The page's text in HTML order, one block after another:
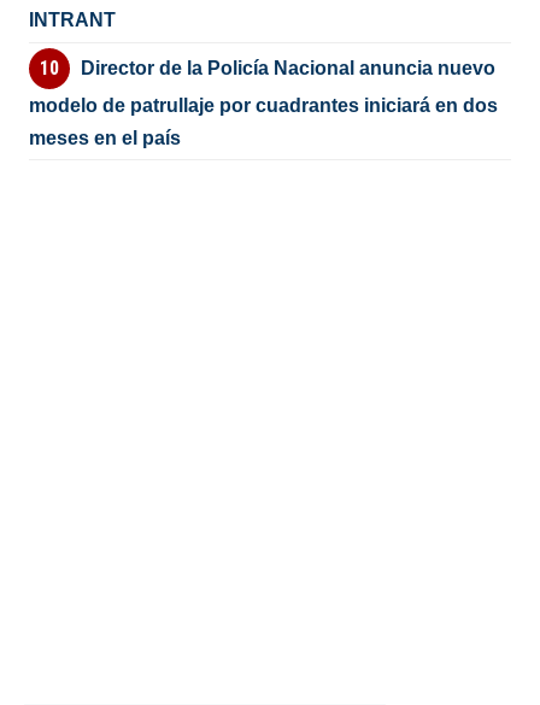
INTRANT
Director de la Policía Nacional anuncia nuevo
modelo de patrullaje por cuadrantes iniciará en dos
meses en el país